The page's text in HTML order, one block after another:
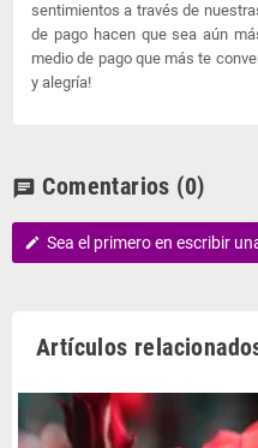
sentimientos a través de
de pago hacen que sea aún
medio de pago que más te
y alegría!
chat Comentarios (0)
edit Sea el primero en escribir
Artículos